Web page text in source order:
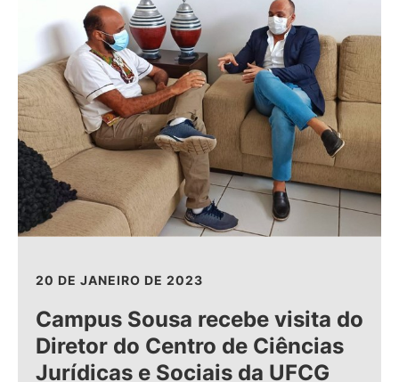
20 DE JANEIRO DE 2023
Campus Sousa recebe visita do
Diretor do Centro de Ciências
Jurídicas e Sociais da UFCG